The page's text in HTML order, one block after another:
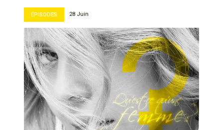
ÉPISODES 28 Juin